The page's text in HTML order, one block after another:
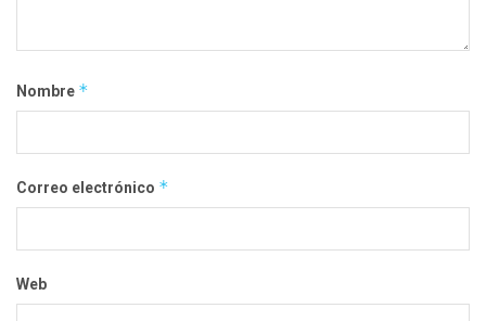
Nombre *
Correo electrónico *
Web